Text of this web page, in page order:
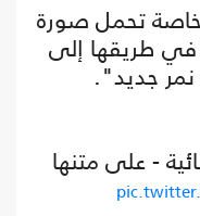
خاصة تحمل صورة
طريقها إلى
نمر جديد".
- على متنها